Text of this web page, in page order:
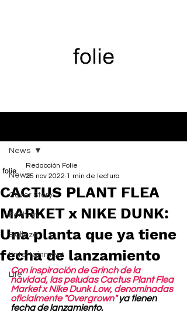
News
Cover Story
Fashion
Belleza
Entertainment
Life
News
CACTUS PLANT FLEA
MARKET x NIKE DUNK:
Una planta que ya tiene
fecha de lanzamiento
Redacción Folie
25 nov 2022 1 min de lectura
Con inspiración de Grinch de la
navidad, las peludas Cactus Plant Flea
Market x Nike Dunk Low, denominadas
oficialmente "Overgrown" ya tienen
fecha de lanzamiento.